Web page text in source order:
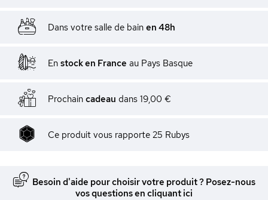
Dans votre salle de bain en 48h
En stock en France au Pays Basque
Prochain cadeau dans 19,00 €
Ce produit vous rapporte 25 Rubys
Besoin d'aide pour choisir votre produit ? Posez-nous
vos questions en cliquant ici